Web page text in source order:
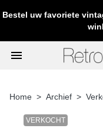
Bestel uw favoriete
menu
Home Archief
VERKOCHT